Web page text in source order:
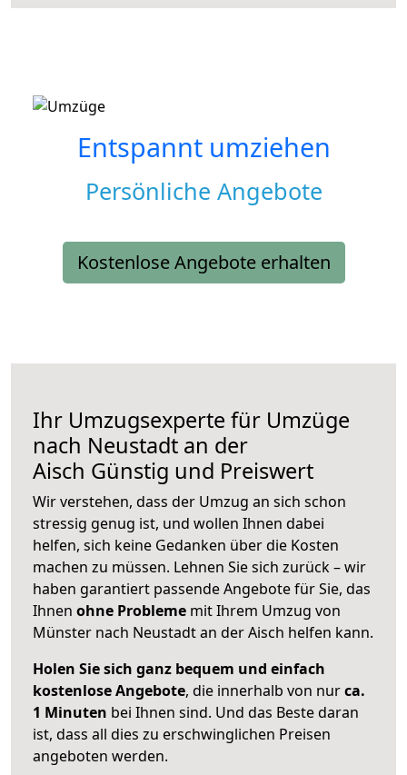
Entspannt umziehen
Persönliche Angebote
Kostenlose Angebote erhalten
Ihr Umzugsexperte für Umzüge
nach Neustadt an der
Aisch Günstig und Preiswert
Wir verstehen, dass der Umzug an sich schon
stressig genug ist, und wollen Ihnen dabei
helfen, sich keine Gedanken über die Kosten
machen zu müssen. Lehnen Sie sich zurück – wir
haben garantiert passende Angebote für Sie, das
Ihnen ohne Probleme mit Ihrem Umzug von
Münster nach Neustadt an der Aisch helfen kann.
Holen Sie sich ganz bequem und einfach
kostenlose Angebote, die innerhalb von nurca.
1 Minuten bei Ihnen sind. Und das Beste daran
ist, dass all dies zu erschwinglichen Preisen
angeboten werden.